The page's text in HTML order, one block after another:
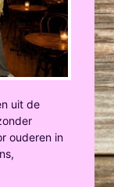
uit de
ouderen in